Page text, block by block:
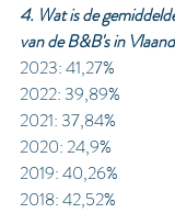
4. Wat is de
van de B&B's in
2023: 41,27%
2022: 39,89%
2021: 37,84%
2020: 24,9%
2019: 40,26%
2018: 42,52%